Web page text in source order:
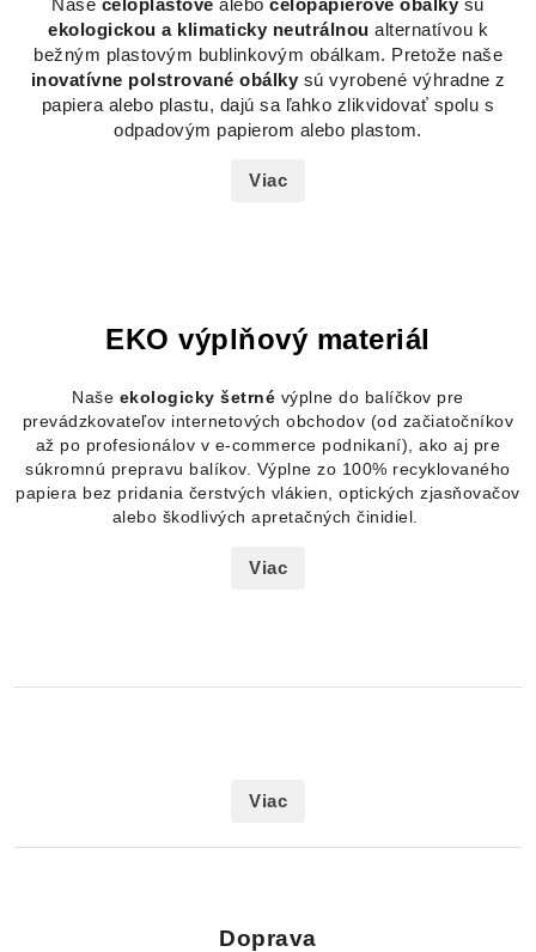
ekologickou a klimaticky neutrálnou alternatívou k
bežným plastovým bublinkovým obálkam. Pretože naše
inovatívne polstrované obálky sú vyrobené výhradne z
papiera alebo plastu, dajú sa ľahko zlikvidovať spolu s
odpadovým papierom alebo plastom.
Viac
EKO výplňový materiál
Naše ekologicky šetrné výplne do balíčkov pre
prevádzkovateľov internetových obchodov (od začiatočníkov
až po profesionálov v e-commerce podnikaní), ako aj pre
súkromnú prepravu balíkov. Výplne zo 100% recyklovaného
papiera bez pridania čerstvých vlákien, optických zjasňovačov
alebo škodlivých apretačných činidiel.
Viac
Viac
Doprava